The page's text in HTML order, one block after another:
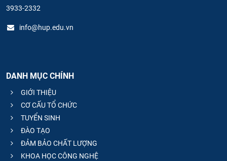
3933-2332
info@hup.edu.vn
DANH MỤC CHÍNH
GIỚI THIỆU
CƠ CẤU TỔ CHỨC
TUYỂN SINH
ĐÀO TẠO
ĐẢM BẢO CHẤT LƯỢNG
KHOA HỌC CÔNG NGHỆ